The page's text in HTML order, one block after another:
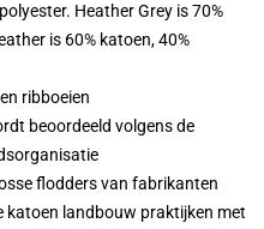
Heather Grey is 70%
is 60% katoen, 40%
ribboeien
beoordeeld volgens de
flodders van fabrikanten
katoen landbouw praktijken met